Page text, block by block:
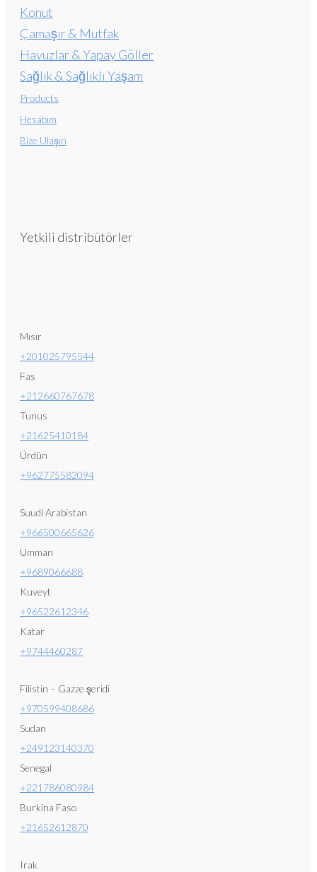
Konut
Çamaşır & Mutfak
Havuzlar & Yapay Göller
Sağlık & Sağlıklı Yaşam
Products
Hesabım
Bize Ulaşın
Yetkili distribütörler
Mısır
+201025795544
Fas
+212660767678
Tunus
+21625410184
Ürdün
+962775582094
Suudi Arabistan
+966500665626
Umman
+9689066688
Kuveyt
+96522612346
Katar
+9744460287
Filistin – Gazze şeridi
+970599408686
Sudan
+249123140370
Senegal
+221786080984
Burkina Faso
+21652612870
Irak